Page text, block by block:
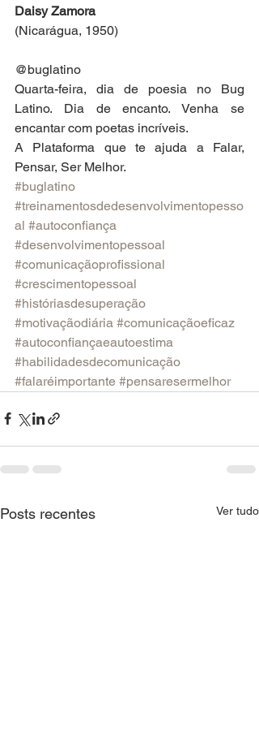
Daisy Zamora
(Nicarágua, 1950)
@buglatino
Quarta-feira, dia de poesia no Bug
Latino. Dia de encanto. Venha se
encantar com poetas incríveis.
A Plataforma que te ajuda a Falar,
Pensar, Ser Melhor.
#buglatino
#treinamentosdedesenvolvimentopesso
al #autoconfiança
#desenvolvimentopessoal
#comunicaçãoprofissional
#crescimentopessoal
#históriasdesuperação
#motivaçãodiária #comunicaçãoeficaz
#autoconfiançaeautoestima
#habilidadesdecomunicação
#falaréimportante #pensaresermelhor
Posts recentes Ver tudo